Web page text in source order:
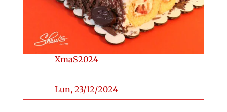
XmaS2024
Lun, 23/12/2024